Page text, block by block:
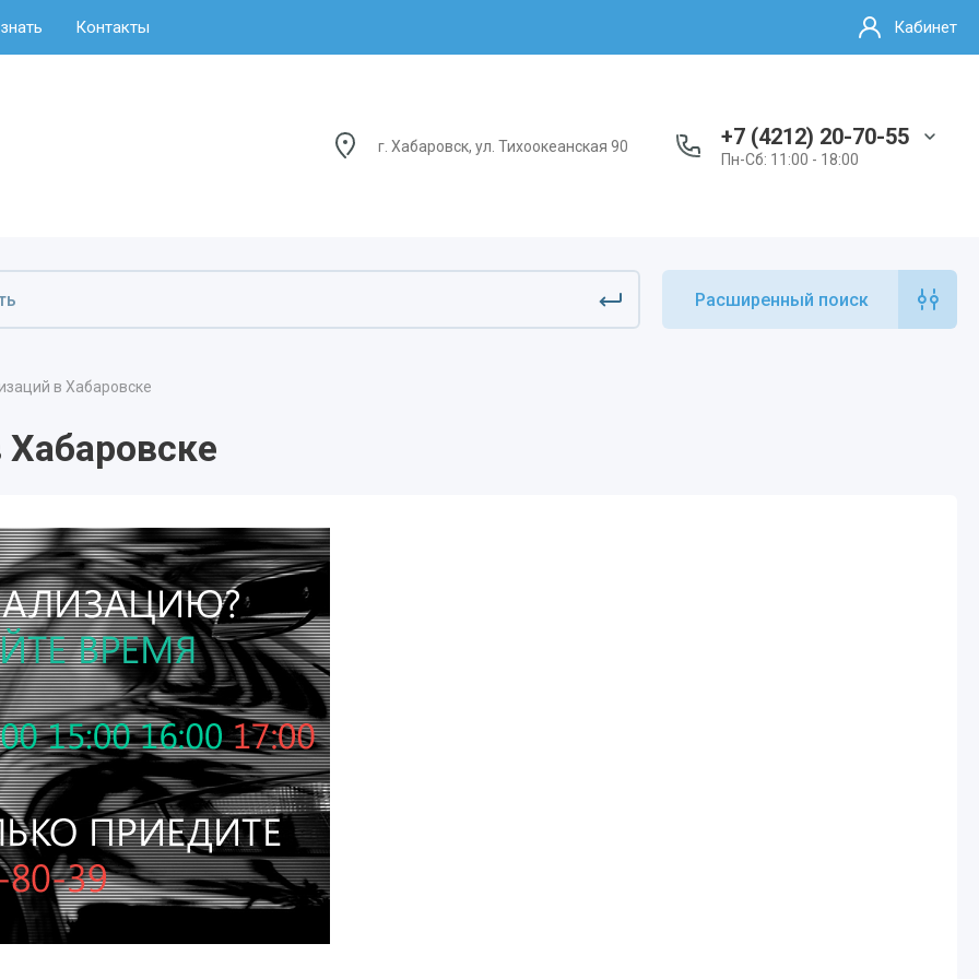
Контакты Кабинет
г. Хабаровск, ул. Тихоокеанская 90 +7 (4212) 20-70-55
Пн-Сб: 11:00 - 18:00
Расширенный поиск
в Хабаровске